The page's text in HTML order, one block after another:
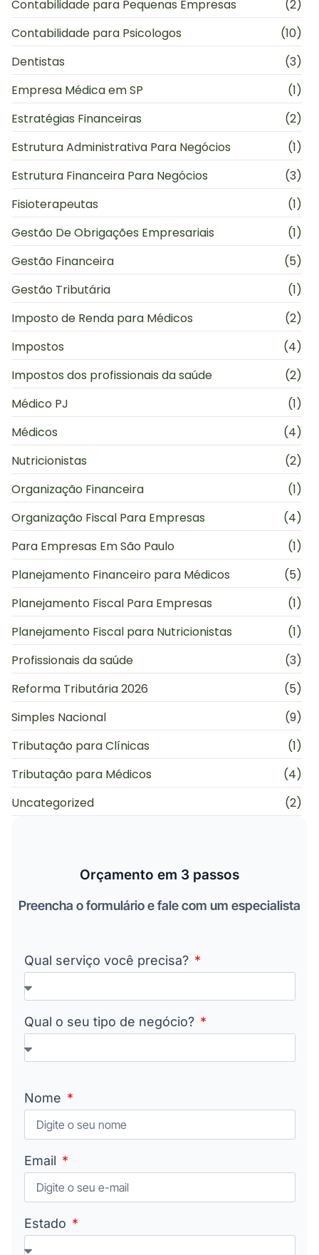
Contabilidade para Pequenas Empresas
(2)
Contabilidade para Psicologos
(10)
Dentistas
(3)
Empresa Médica em SP
(1)
Estratégias Financeiras
(2)
Estrutura Administrativa Para Negócios
(1)
Estrutura Financeira Para Negócios
(3)
Fisioterapeutas
(1)
Gestão De Obrigações Empresariais
(1)
Gestão Financeira
(5)
Gestão Tributária
(1)
Imposto de Renda para Médicos
(2)
Impostos
(4)
Impostos dos profissionais da saúde
(2)
Médico PJ
(1)
Médicos
(4)
Nutricionistas
(2)
Organização Financeira
(1)
Organização Fiscal Para Empresas
(4)
Para Empresas Em São Paulo
(1)
Planejamento Financeiro para Médicos
(5)
Planejamento Fiscal Para Empresas
(1)
Planejamento Fiscal para Nutricionistas
(1)
Profissionais da saúde
(3)
Reforma Tributária 2026
(5)
Simples Nacional
(9)
Tributação para Clínicas
(1)
Tributação para Médicos
(4)
Uncategorized
(2)
Orçamento em 3 passos
Preencha o formulário e fale com um especialista
Qual serviço você precisa?
Qual o seu tipo de negócio?
Nome
Email
Estado